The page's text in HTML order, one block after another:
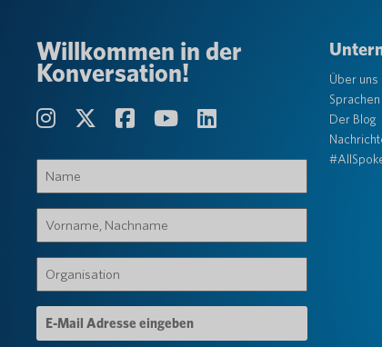
Willkommen in der
Konversation!
(erforderlich)
Nachname
(erforderlich)
E-
Mail-
Über uns
Der Blog